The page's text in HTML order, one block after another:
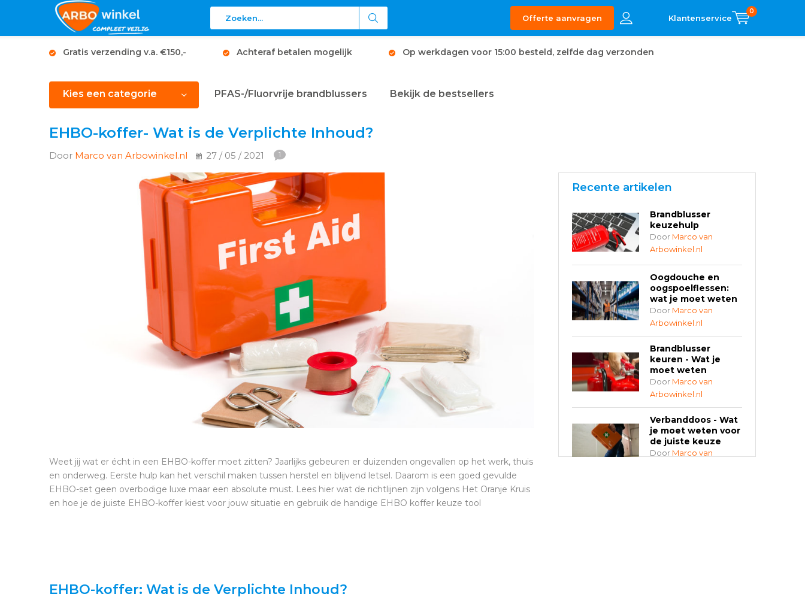
Offerte aanvragen
0
Gratis verzending v.a. €150,- Achteraf betalen mogelijk Op werkdagen voor 15:00 besteld, zelfde dag verzonden
Kies een categorie PFAS-/Fluorvrije brandblussers Bekijk de bestsellers
EHBO-koffer- Wat is de Verplichte Inhoud?
Door Marco van Arbowinkel.nl 27 / 05 / 2021 1
Weet jij wat er écht in een EHBO-koffer moet zitten? Jaarlijks gebeuren er duizenden ongevallen op het werk, thuis
en onderweg. Eerste hulp kan het verschil maken tussen herstel en blijvend letsel. Daarom is een goed gevulde
EHBO-set geen overbodige luxe maar een absolute must. Lees hier wat de richtlijnen zijn volgens Het Oranje Kruis
en hoe je de juiste EHBO-koffer kiest voor jouw situatie en gebruik de handige EHBO koffer keuze tool
EHBO-koffer: Wat is de Verplichte Inhoud?
Recente artikelen
Brandblusser
keuzehulp
Door Marco van
Arbowinkel.nl
Oogdouche en
oogspoelflessen:
wat je moet weten
Door Marco van
Arbowinkel.nl
Brandblusser
keuren - Wat je
moet weten
Door Marco van
Arbowinkel.nl
Verbanddoos - Wat
je moet weten voor
de juiste keuze
Door Marco van